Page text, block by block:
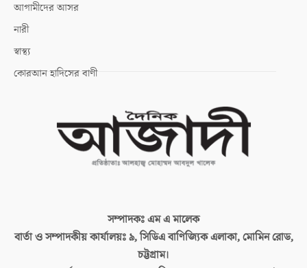
আগামীদের আসর
নারী
স্বাস্থ্য
কোরআন হাদিসের বাণী
সম্পাদকঃএম এ মালেক
বার্তা ও সম্পাদকীয় কার্যালয়ঃ৯, সিডিএ বাণিজ্যিক এলাকা, মোমিন রোড,
চট্টগ্রাম।